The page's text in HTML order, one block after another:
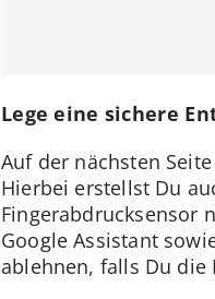
Lege eine sichere
Auf der nächsten
Hierbei erstellst Du
Fingerabdrucksensor
Google Assistant
ablehnen, falls Du die